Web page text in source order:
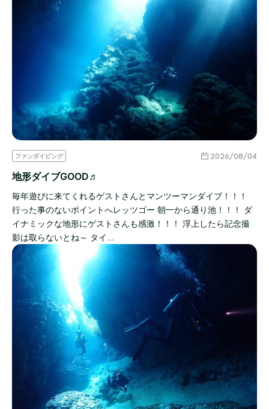
ファンダイビング 2026/08/04
地形ダイブGOOD♬
毎年遊びに来てくれるゲストさんとマンツーマンダイブ！！！
行った事のないポイントへレッツゴー 朝一から通り池！！！ ダ
イナミックな地形にゲストさんも感激！！！ 浮上したら記念撮
影は取らないとね～ タイ…